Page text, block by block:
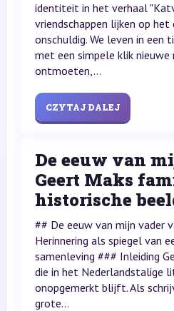
identiteit in het verhaal
vriendschappen lijken op
onschuldig. We leven in een
met een simpele klik nieuwe
ontmoeten,...
CZYTAJ DALEJ
De eeuw van
Geert Maks
historische
## De eeuw van mijn vader
Herinnering als spiegel van
samenleving ### Inleiding
die in het Nederlandstalige
onopgemerkt blijft. Als
grote...